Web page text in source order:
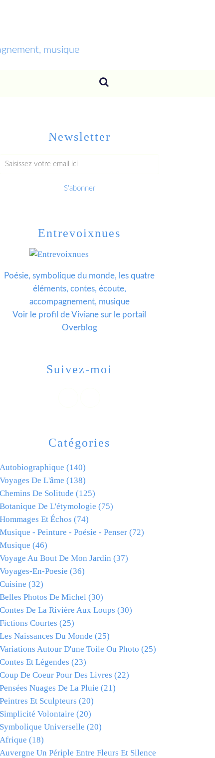
musique
Newsletter
Catégories
Autobiographique (140)
Voyages De L'âme (138)
Chemins De Solitude (125)
Botanique De L'étymologie (75)
Hommages Et Échos (74)
Musique - Peinture - Poésie - Penser (72)
Musique (46)
Voyage Au Bout De Mon Jardin (37)
Voyages-En-Poesie (36)
Cuisine (32)
Belles Photos De Michel (30)
Contes De La Rivière Aux Loups (30)
Fictions Courtes (25)
Les Naissances Du Monde (25)
Variations Autour D'une Toile Ou Photo (25)
Contes Et Légendes (23)
Coup De Coeur Pour Des Livres (22)
Pensées Nuages De La Pluie (21)
Peintres Et Sculpteurs (20)
Simplicité Volontaire (20)
Symbolique Universelle (20)
Afrique (18)
Auvergne Un Périple Entre Fleurs Et Silence
Entrevoixnues
Poésie, symbolique du monde, les quatre
éléments, contes, écoute,
accompagnement, musique
Voir le profil deViviane sur le portail
Overblog
Suivez-moi